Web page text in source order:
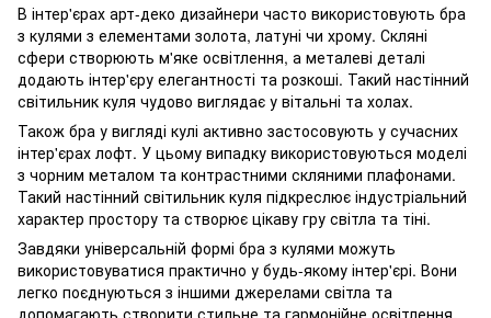
В інтер'єрах арт-деко дизайнери часто використовують бра
з кулями з елементами золота, латуні чи хрому. Скляні
сфери створюють м'яке освітлення, а металеві деталі
додають інтер'єру елегантності та розкоші. Такий настінний
світильник куля чудово виглядає у вітальні та холах.
Також бра у вигляді кулі активно застосовують у сучасних
інтер'єрах лофт. У цьому випадку використовуються моделі
з чорним металом та контрастними скляними плафонами.
Такий настінний світильник куля підкреслює індустріальний
характер простору та створює цікаву гру світла та тіні.
Завдяки універсальній формі бра з кулями можуть
використовуватися практично у будь-якому інтер'єрі. Вони
легко поєднуються з іншими джерелами світла та
допомагають створити стильне та гармонійне освітлення.